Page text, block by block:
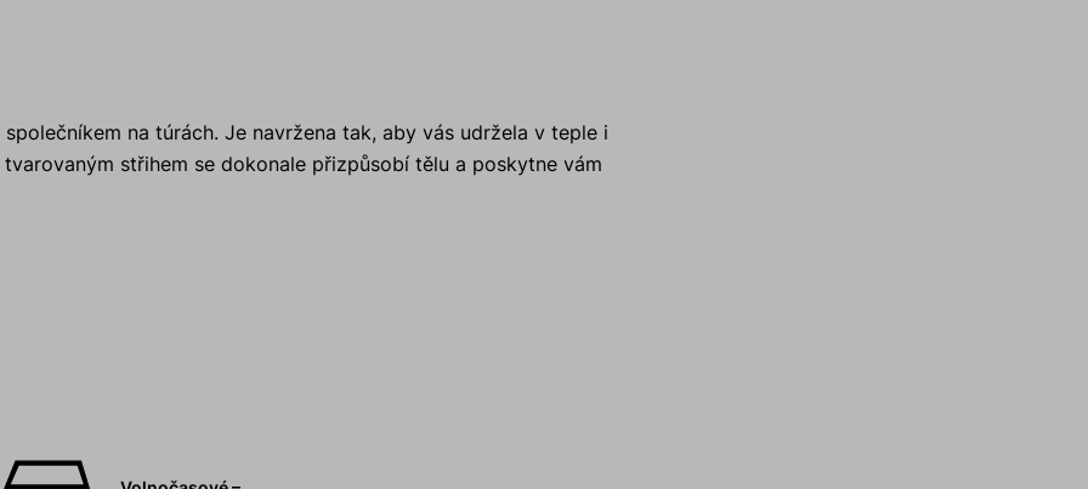
na túrách. Je navržena tak, aby vás udržela v teple i
střihem se dokonale přizpůsobí tělu a poskytne vám